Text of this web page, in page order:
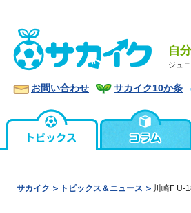
自
ジュ
お問い合わせ サカイク10か条
サカイク トピックス＆ニュース 川崎F U-